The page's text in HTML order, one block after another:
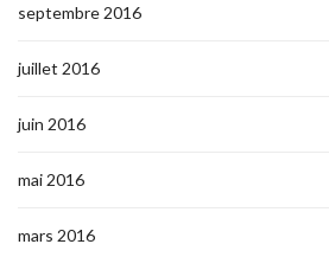
septembre 2016
juillet 2016
juin 2016
mai 2016
mars 2016